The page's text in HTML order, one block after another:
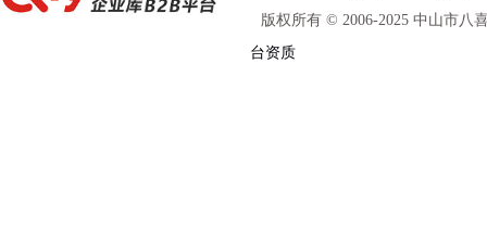
版权所有 © 2006-2025 中山市八
台资质